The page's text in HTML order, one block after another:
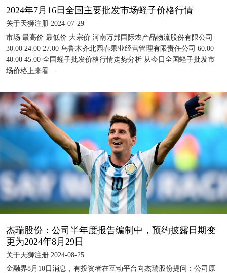
2024年7月16日全国主要批发市场蛏子价格行情
关于天狮注册 2024-07-29
市场 最高价 最低价 大宗价 河南万邦国际农产品物流股份有限公司
30.00 24.00 27.00 乌鲁木齐北园春果业经营管理有限责任公司 60.00
40.00 45.00 全国蛏子批发价格行情走势分析 从今日全国蛏子批发市
场价格上来看...
杰瑞股份：公司半年度报告编制中，预约披露日期变
更为2024年8月29日
关于天狮注册 2024-08-25
金融界8月10日消息，有投资者在互动平台向杰瑞股份提问：公司原